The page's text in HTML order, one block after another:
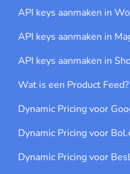
API keys aanmaken in
API keys aanmaken in
API keys aanmaken in
Wat is een Product Feed?
Dynamic Pricing voor
Dynamic Pricing voor
Dynamic Pricing voor